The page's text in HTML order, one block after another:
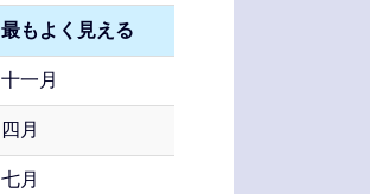
最もよく見える
十一月
四月
七月